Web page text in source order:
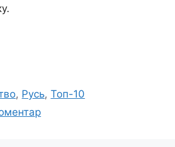
, Русь,Топ-10